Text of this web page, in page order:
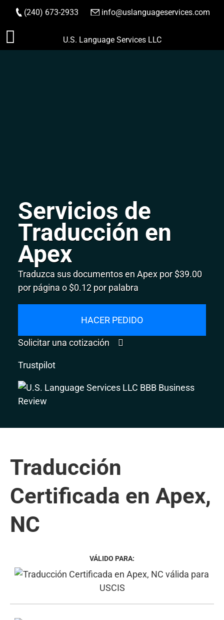
Saltar
(240) 673-2933 info@uslanguageservices.com
HACER PEDIDO
U.S. Language Services LLC
Servicios de
Traducción en
Apex
Traduzca sus documentos en Apex por $39.00
por página o $0.12 por palabra
HACER PEDIDO
Solicitar una cotización
Trustpilot
Traducción
Certificada en Apex,
NC
VÁLIDO PARA: